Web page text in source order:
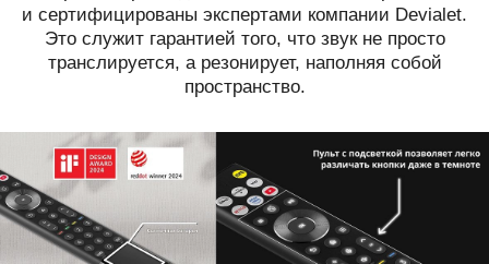
и сертифицированы экспертами компании Devialet.
Это служит гарантией того, что звук не просто
транслируется, а резонирует, наполняя собой
пространство.